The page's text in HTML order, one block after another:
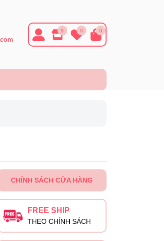
8 0 0
CHÍNH SÁCH CỬA HÀNG
FREE SHIP
THEO CHÍNH SÁCH